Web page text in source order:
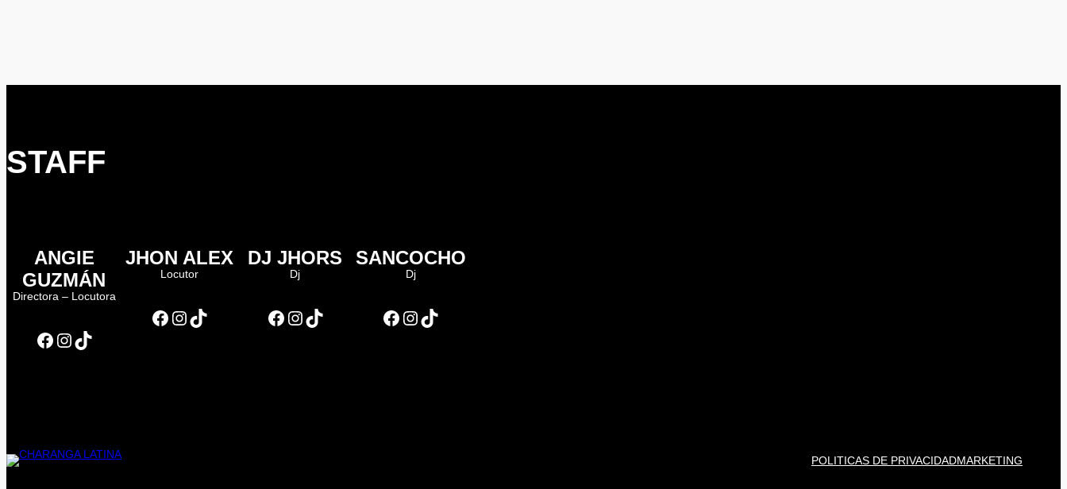
STAFF
ANGIE
GUZMÁN
Directora – Locutora
Facebook Instagram TikTok
JHON ALEX
Locutor
Facebook Instagram TikTok
DJ JHORS
Dj
Facebook Instagram TikTok
SANCOCHO
Dj
Facebook Instagram TikTok
POLITICAS DE PRIVACIDADMARKETING